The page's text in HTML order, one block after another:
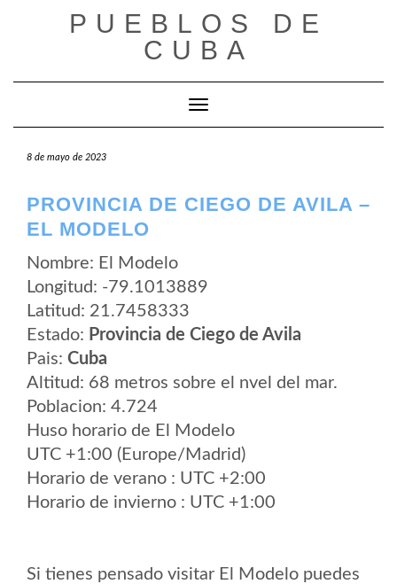
PUEBLOS DE
CUBA
Cambiar modo de navegación
8 de mayo de 2023
PROVINCIA DE CIEGO DE AVILA –
EL MODELO
Nombre: El Modelo
Longitud: -79.1013889
Latitud: 21.7458333
Estado: Provincia de Ciego de Avila
Pais: Cuba
Altitud: 68 metros sobre el nvel del mar.
Poblacion: 4.724
Huso horario de El Modelo
UTC +1:00 (Europe/Madrid)
Horario de verano : UTC +2:00
Horario de invierno : UTC +1:00
Si tienes pensado visitar El Modelo puedes